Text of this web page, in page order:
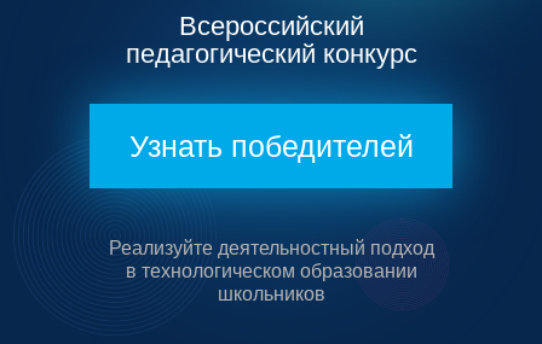
Реализуйте деятельностный подход
в технологическом образовании
школьников
Всероссийский
педагогический конкурс
Узнать победителей